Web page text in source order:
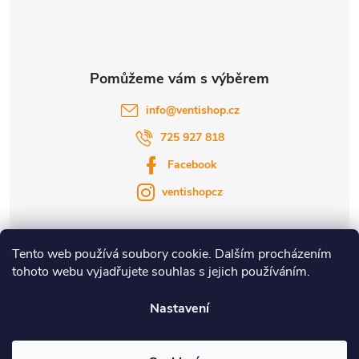
Tento web používá soubory cookie. Dalším procházením
tohoto webu vyjadřujete souhlas s jejich používáním.
Nastavení
info@ventishop.cz
725 927 818
Facebook
ventishopcz
| |
Copyright 2026Ventishop.cz. Všechna práva vyhrazena.